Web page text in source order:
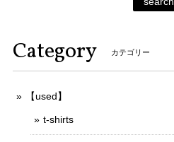
Category カテゴリー
【used】
t-shirts